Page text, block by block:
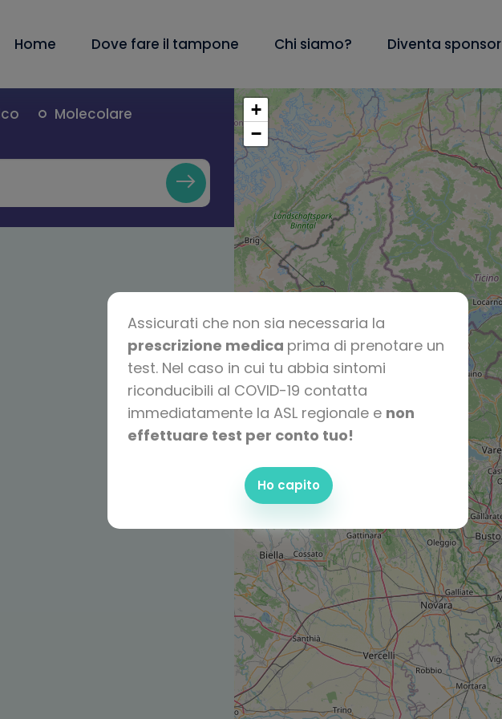
Assicurati che non sia necessaria la
prescrizione medica prima di prenotare un
test. Nel caso in cui tu abbia sintomi
riconducibili al COVID-19 contatta
immediatamente la ASL regionale e non
effettuare test per conto tuo!
Ho capito
Home Dove fare il tampone Chi siamo? Diventa sponsor
Molecolare
+
−